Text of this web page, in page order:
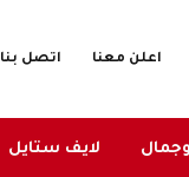
اعلن معنا اتصل بنا
لايف ستايل